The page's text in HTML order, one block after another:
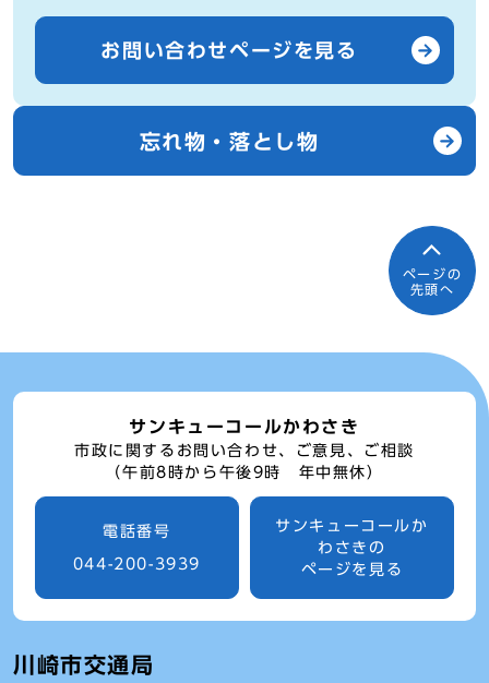
お問い合わせページを見る
忘れ物・落とし物
ページの
先頭へ
サンキューコールかわさき
市政に関するお問い合わせ、ご意見、ご相談
（午前8時から午後9時 年中無休）
電話番号
044-200-3939
サンキューコールか
わさきの
ページを見る
川崎市交通局